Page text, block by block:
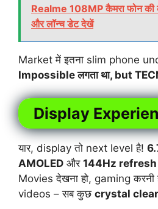
Realme 108MP कैमरा फोन की
और लॉन्च डेट देखें
Market में इतना slim phone
Impossible लगता था, but
Display
यार, display तो next level है!
AMOLED और 144Hz
Movies देखना हो, gaming करनी
videos – सब कुछ crystal clear